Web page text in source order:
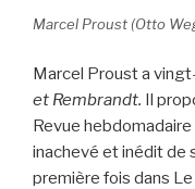
Marcel Proust (Otto
Marcel Proust a
et Rembrandt. Il
Revue
inachevé et inédit de
première fois dans